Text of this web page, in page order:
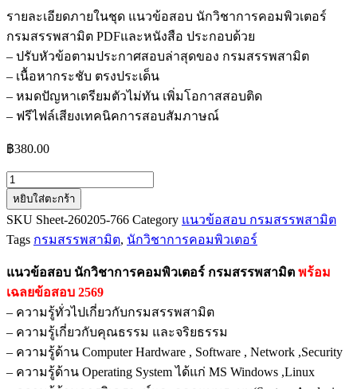
รายละเอียดภายในชุด แนวข้อสอบ นักวิชาการคอมพิวเตอร์
กรมสรรพสามิต PDFและหนังสือ ประกอบด้วย
– ปรับหัวข้อตามประกาศสอบล่าสุดของ กรมสรรพสามิต
– เนื้อหากระชับ ตรงประเด็น
– หมดปัญหาเตรียมตัวไม่ทัน เพิ่มโอกาสสอบติด
– ฟรีไฟล์เสียงเทคนิคการสอบสัมภาษณ์
฿380.00
จำนวน
แนว
ข้อสอบ
นัก
คอมพิวเตอร์
กรม
สรรพ
สามิต
ชิ้น
หยิบใส่ตะกร้า
SKU Sheet-260205-766 Category แนวข้อสอบ กรมสรรพสามิต
Tags กรมสรรพสามิต, นักวิชาการคอมพิวเตอร์
แนวข้อสอบ นักวิชาการคอมพิวเตอร์ กรมสรรพสามิต พร้อม
เฉลยข้อสอบ 2569
– ความรู้ทั่วไปเกี่ยวกับกรมสรรพสามิต
– ความรู้เกี่ยวกับคุณธรรม และจริยธรรม
– ความรู้ด้าน Computer Hardware , Software , Network ,Security
– ความรู้ด้าน Operating System ได้แก่ MS Windows ,Linux